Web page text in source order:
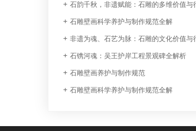
石韵千秋，非遗赋能：石雕的多维价值与行业价值深
石雕壁画科学养护与制作规范全解
非遗为魂、石艺为脉：石雕的文化价值与行业发
石镌河魂：吴王护岸工程景观碑全解析
石雕壁画养护与制作规范
石雕壁画科学养护与制作规范全解